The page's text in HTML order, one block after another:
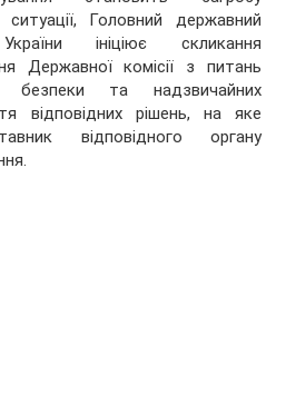
ситуації, Головний державний
ініціює скликання
Державної комісії з питань
безпеки та надзвичайних
відповідних рішень, на яке
відповідного органу